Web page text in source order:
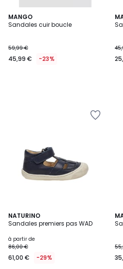
MANGO
Sandales cuir boucle
59,99 €
45,99 € -23%
2
NATURINO
Sandales premiers pas WAD
à partir de
86,00 €
61,00 € -29%
3
Couleurs